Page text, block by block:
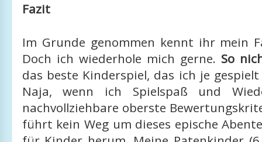
Fazit
Im Grunde genommen kennt ihr mein
Doch ich wiederhole mich gerne. So
das beste Kinderspiel, das ich je
Naja, wenn ich Spielspaß und
nachvollziehbare oberste
führt kein Weg um dieses epische